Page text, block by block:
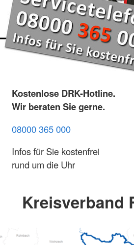
Kostenlose DRK-Hotline.
Wir beraten Sie gerne.
08000 365 000
Infos für Sie kostenfrei
rund um die Uhr
Kreisverband